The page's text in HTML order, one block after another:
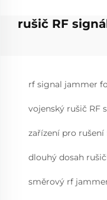
rušič RF
rf signal jammer
vojenský rušič RF
zařízení pro
dlouhý dosah
směrový rf